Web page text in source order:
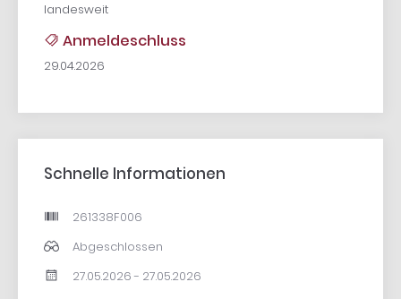
landesweit
Anmeldeschluss
29.04.2026
Schnelle Informationen
261338F006
Abgeschlossen
27.05.2026 - 27.05.2026